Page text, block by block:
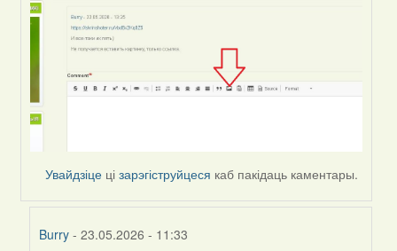
Увайдзіце цізарэгіструйцеся каб пакідаць каментары.
Burry - 23.05.2026 - 11:33